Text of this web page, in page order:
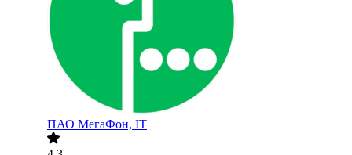
ПАО МегаФон, IT